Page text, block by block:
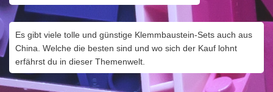
Es gibt viele tolle und günstige Klemmbaustein-Sets auch aus
China. Welche die besten sind und wo sich der Kauf lohnt
erfährst du in dieser Themenwelt.